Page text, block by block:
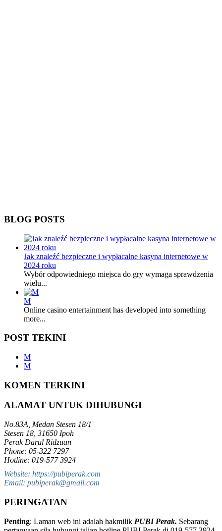
BLOG POSTS
Jak znaleźć bezpieczne i wypłacalne kasyna internetowe w
2024 roku
Wybór odpowiedniego miejsca do gry wymaga sprawdzenia
wielu...
M
Online casino entertainment has developed into something
more...
POST TEKINI
M
M
KOMEN TERKINI
ALAMAT UNTUK DIHUBUNGI
No.83A, Medan Stesen 18/1
Stesen 18, 31650 Ipoh
Perak Darul Ridzuan
Phone: 05-322 7297
Hotline: 019-577 3924
Website: https://pubiperak.com
Email: pubiperak@gmail.com
PERINGATAN
Penting: Laman web ini adalah hakmilik PUBI Perak. Sebarang